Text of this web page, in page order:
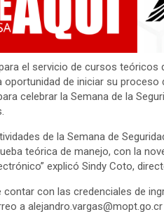
el servicio de cursos teóricos
oportunidad de iniciar su
celebrar la Semana de la
de la Semana de
teórica de manejo, con la
explicó Sindy Coto,
contar con las credenciales de
a alejandro.vargas@mopt.go.cr